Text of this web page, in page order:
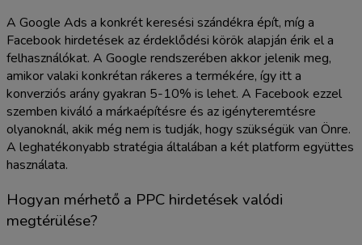
A Google Ads a konkrét keresési szándékra épít, míg a
Facebook hirdetések az érdeklődési körök alapján érik el a
felhasználókat. A Google rendszerében akkor jelenik meg,
amikor valaki konkrétan rákeres a termékére, így itt a
konverziós arány gyakran 5-10% is lehet. A Facebook ezzel
szemben kiváló a márkaépítésre és az igényteremtésre
olyanoknál, akik még nem is tudják, hogy szükségük van Önre.
A leghatékonyabb stratégia általában a két platform együttes
használata.
Hogyan mérhető a PPC hirdetések valódi
megtérülése?